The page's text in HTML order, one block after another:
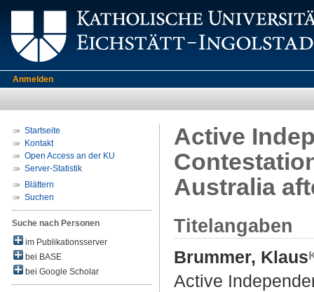
Anmelden
Startseite
Kontakt
Open Access an der KU
Server-Statistik
Blättern
Suchen
Suche nach Personen
im Publikationsserver
bei BASE
bei Google Scholar
Active
Australia
Titelangaben
Brummer, Klaus
Active